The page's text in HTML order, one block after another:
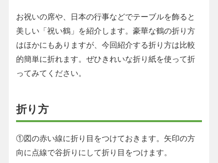
お祝いの席や、日本の行事などでテーブルを飾ると
美しい「祝い鶴」を紹介します。豪華な鶴の折り方
はほかにもありますが、今回紹介する折り方は比較
的簡単に折れます。ぜひきれいな折り紙を使って折
ってみてください。
折り方
①図の赤い線に折り目をつけておきます。矢印の方
向に点線で谷折りにして折り目をつけます。